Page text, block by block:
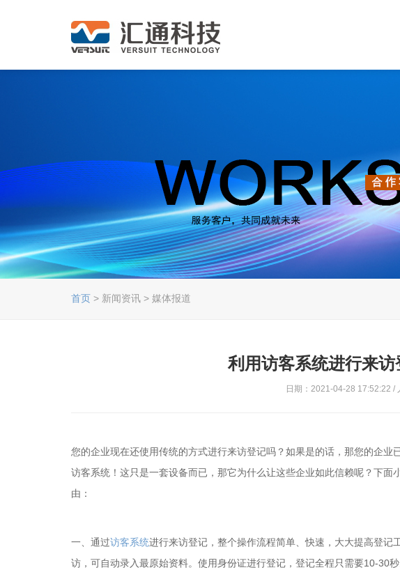
首页 > 新闻资讯 > 媒体报道
利用访客系统进行来
日期：2021-04-28 17:52:22 /
您的企业现在还使用传统的方式进行来访登记吗？如果是的话，那您的企
访客系统！这只是一套设备而已，那它为什么让这些企业如此信赖呢？下
由：
一、通过访客系统进行来访登记，整个操作流程简单、快速，大大提高登
访，可自动录入最原始资料。使用身份证进行登记，登记全程只需要10-30秒